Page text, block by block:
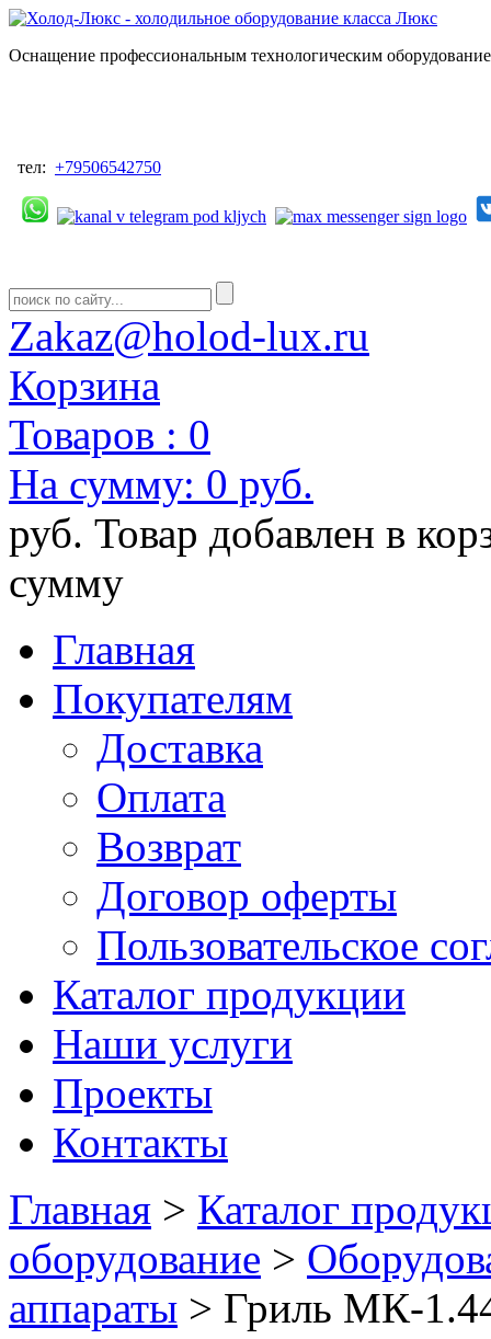
Оснащение профессиональным технологическим
тел: +79506542750
Zakaz@holod-lux.ru
Корзина
Товаров : 0
На сумму: 0 руб.
руб. Товар добавлен в
сумму
Главная
Покупателям
Доставка
Оплата
Возврат
Договор оферты
Пользовательское
Каталог продукции
Наши услуги
Проекты
Контакты
Главная > Каталог
оборудование >
аппараты > Гриль МК-